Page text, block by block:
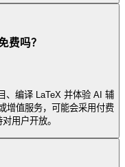
费吗？
、编译 LaTeX 并体验 AI 辅
增值服务，可能会采用付费
用户开放。